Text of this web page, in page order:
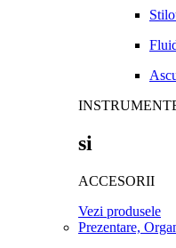
si
ACCESORII
Vezi produsele
Prezentare,